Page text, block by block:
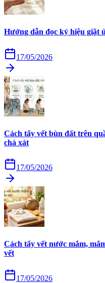
Hướng dẫn đọc ký hiệu giặt
17/05/2026
Cách tẩy vết bùn đất trên
chà xát
17/05/2026
Cách tẩy vết nước mắm,
vết
17/05/2026